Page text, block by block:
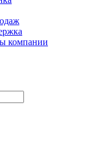
компании